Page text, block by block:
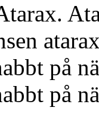
på
på